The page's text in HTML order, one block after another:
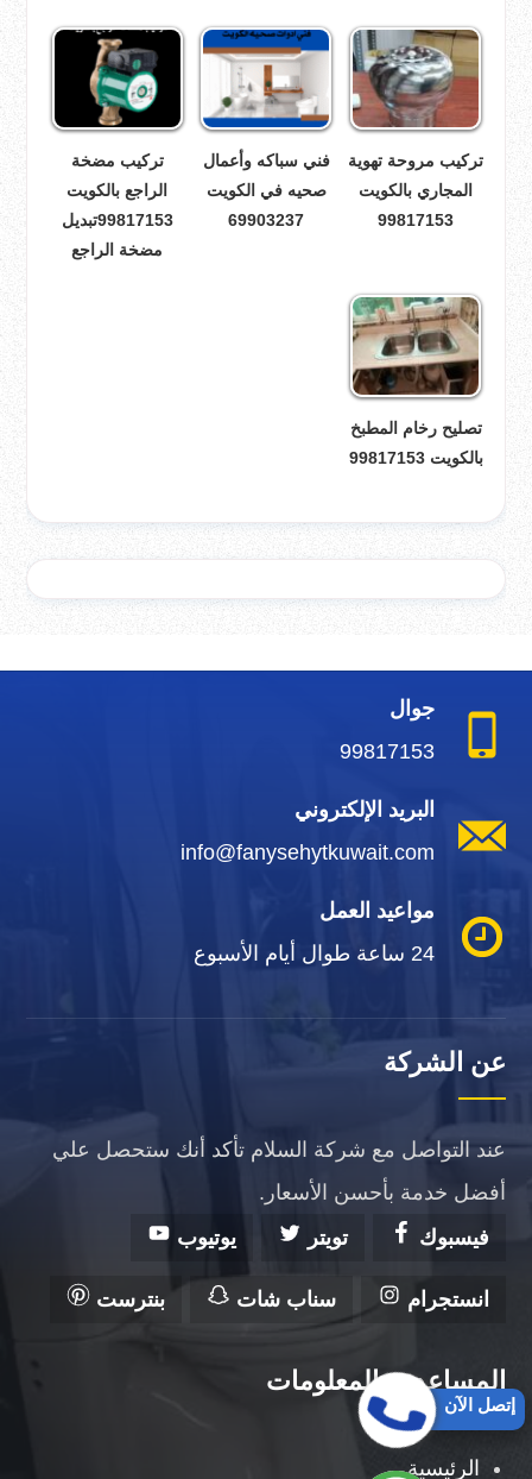
تركيب مروحة تهوية
المجاري بالكويت
99817153
فني سباكه وأعمال
صحيه في الكويت
69903237
تركيب مضخة
الراجع بالكويت
99817153تبديل
مضخة الراجع
تصليح رخام المطبخ
بالكويت 99817153
جوال
99817153
البريد الإلكتروني
info@fanysehytkuwait.com
مواعيد العمل
24 ساعة طوال أيام الأسبوع
عن الشركة
عند التواصل مع شركة السلام تأكد أنك ستحصل علي
أفضل خدمة بأحسن الأسعار.
فيسبوك
تويتر يوتيوب
انستجرام سناب شات بنترست
المساعدة والمعلومات
الرئيسية
إتصل الآن